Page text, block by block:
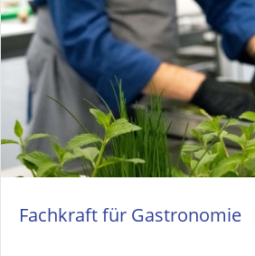
Fachkraft für Gastronomie